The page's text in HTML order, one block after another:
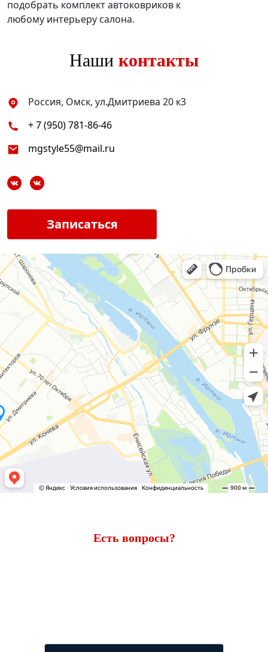
подобрать комплект автоковриков к
любому интерьеру салона.
Наши контакты
Россия, Омск, ул.Дмитриева 20 к3
+ 7 (950) 781-86-46
mgstyle55@mail.ru
Записаться
Есть вопросы?